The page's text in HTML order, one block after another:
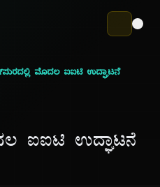
ಮೊದಲ ಐಐಟಿ ಉದ್ಘಾಟನೆ
ಐಐಟಿ ಉದ್ಘಾಟನೆ